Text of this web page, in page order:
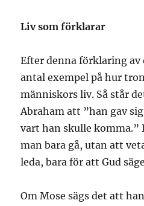
Liv som förklarar
Efter denna förklaring
antal exempel på hur
människors liv. Så står
Abraham att ”han gav
vart han skulle komma.”
man bara gå, utan att
leda, bara för att Gud
Om Mose sägs det att